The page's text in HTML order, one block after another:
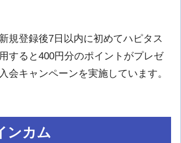
規登録後7日以内に初めてハピタス
すると400円分のポイントがプレゼ
会キャンペーンを実施しています。
ンカム